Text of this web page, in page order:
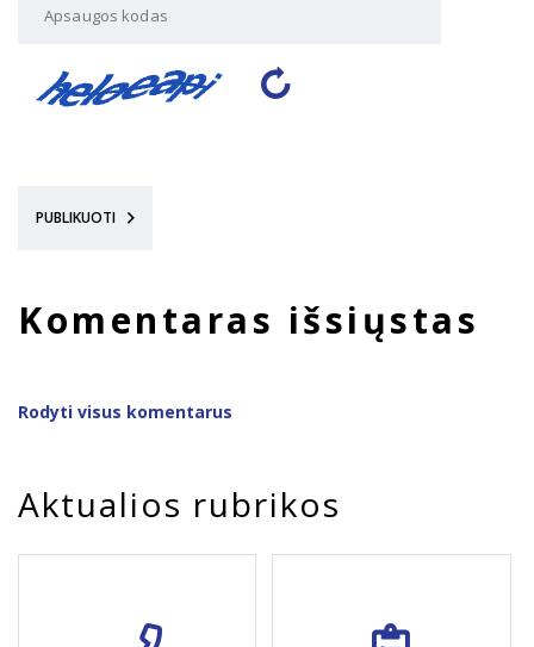
PUBLIKUOTI
Komentaras išsiųstas
Rodyti visus komentarus
Aktualios rubrikos